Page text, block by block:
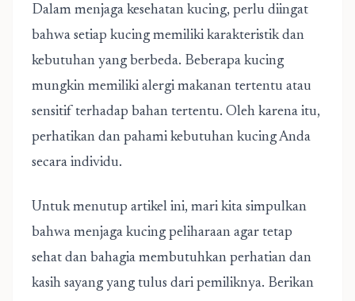
Dalam menjaga kesehatan kucing, perlu diingat
bahwa setiap kucing memiliki karakteristik dan
kebutuhan yang berbeda. Beberapa kucing
mungkin memiliki alergi makanan tertentu atau
sensitif terhadap bahan tertentu. Oleh karena itu,
perhatikan dan pahami kebutuhan kucing Anda
secara individu.
Untuk menutup artikel ini, mari kita simpulkan
bahwa menjaga kucing peliharaan agar tetap
sehat dan bahagia membutuhkan perhatian dan
kasih sayang yang tulus dari pemiliknya. Berikan